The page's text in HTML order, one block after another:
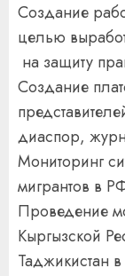
Создание
целью
на защиту
Создание
диаспор,
Мониторинг
мигрантов в
Проведение
Кыргызской
Таджикистан